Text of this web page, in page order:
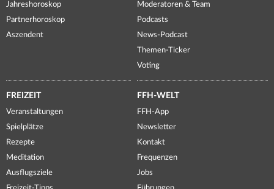
Jahreshoroskop
Partnerhoroskop
Aszendent
Moderatoren & Team
Podcasts
News-Podcast
Themen-Ticker
Voting
FREIZEIT
Veranstaltungen
Spielplätze
Rezepte
Meditation
Ausflugsziele
FFH-WELT
FFH-App
Newsletter
Kontakt
Frequenzen
Jobs